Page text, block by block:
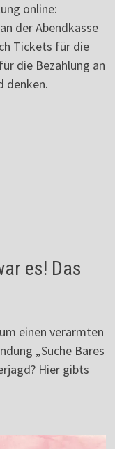
online:
der Abendkasse
Tickets für die
die Bezahlung an
denken.
es! Das
einen verarmten
„Suche Bares
Hier gibts